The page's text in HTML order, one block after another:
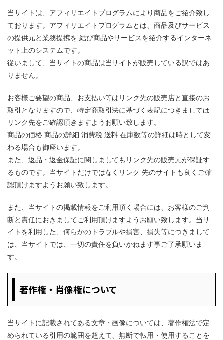
当サイトは、アフィリエイトプログラムにより商品をご紹介致し
ております。アフィリエイトプログラムとは、商品及びサービス
の提供元と業務提携を 結び商品やサービスを紹介するインターネ
ット上のシステムです。
従いまして、当サイトの商品は当サイトが販売している訳ではあ
りません。
お客様ご要望の商品、お支払い等はリンク先の販売店と直接のお
取引となりますので、特定商取引法に基づく表記につきましては
リンク先をご確認頂きますようお願い致します。
商品の価格 商品の詳細 消費税 送料 在庫数等の詳細は時として変
わる場合も御座います。
また、返品・返金保証に関しましてもリンク先の販売元が保証す
るものです。当サイトだけではなくリンク 先のサイトも良くご確
認頂けますようお願い致します。
また、当サイトの掲載情報をご利用頂く場合には、お客様のご判
断と責任におきましてご利用頂けますようお願い致します。当サ
イトを利用した、何らかのトラブルや損害、損失等につきまして
は、当サイトでは、一切の責任を負いかねます事ご了承願いま
す。
著作権・肖像権について
当サイトに記載されてある文章・画像については、著作権法で定
められている引用の範囲を超えて、無断で転用・使用することを